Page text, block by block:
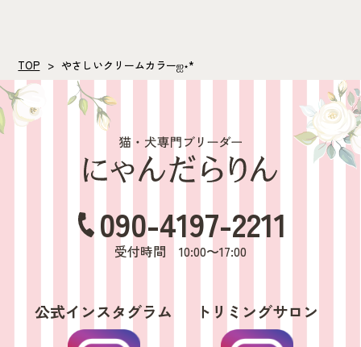
TOP やさしいクリームカラー‪ஐ‬⋆*
090-4197-2211
受付時間 10:00〜17:00
公式インスタグラム トリミングサロン